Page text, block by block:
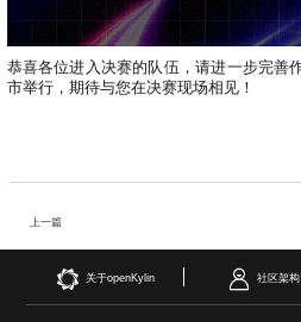
恭喜各位进入决赛的队伍，请进一步完善
市举行，期待与您在决赛现场相见！
上一篇
关于openKylin 社区架构